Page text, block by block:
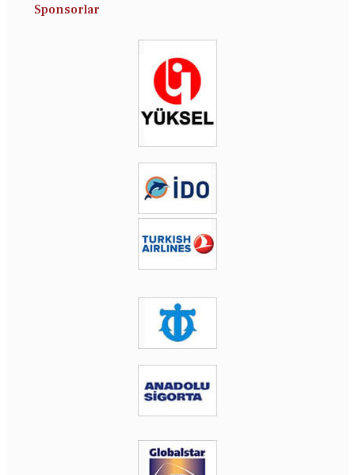
Sponsorlar